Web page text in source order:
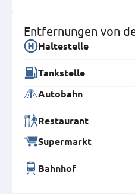
Entfernungen von
Haltestelle
Tankstelle
Autobahn
Restaurant
Supermarkt
Bahnhof